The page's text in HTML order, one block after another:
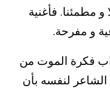
مطمئنا. فأغنية
و مفرحة.
فكرة الموت من
لنفسه بأن